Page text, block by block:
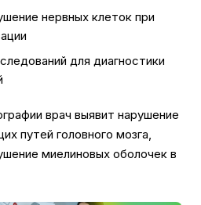
нервных клеток при
для диагностики
врач выявит нарушение
путей головного мозга,
миелиновых оболочек в